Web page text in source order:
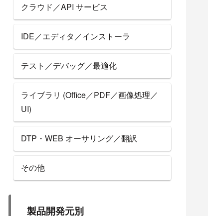
クラウド／API サービス
IDE／エディタ／インストーラ
テスト／デバッグ／最適化
ライブラリ (Office／PDF／画像処理／
UI)
DTP・WEB オーサリング／翻訳
その他
製品開発元別